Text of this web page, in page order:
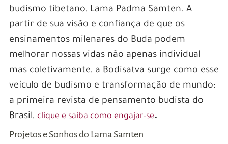
budismo tibetano, Lama Padma Samten. A
partir de sua visão e confiança de que os
ensinamentos milenares do Buda podem
melhorar nossas vidas não apenas individual
mas coletivamente, a Bodisatva surge como esse
veículo de budismo e transformação de mundo:
a primeira revista de pensamento budista do
Brasil, clique e saiba como engajar-se.
Projetos e Sonhos do Lama Samten